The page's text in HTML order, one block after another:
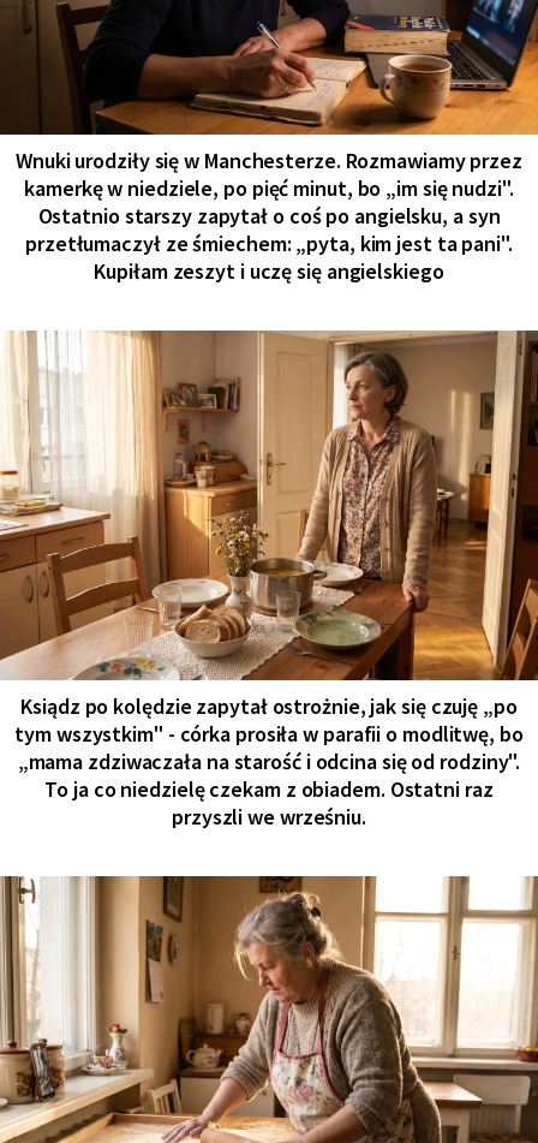
Wnuki urodziły się w Manchesterze. Rozmawiamy przez
kamerkę w niedziele, po pięć minut, bo „im się nudzi".
Ostatnio starszy zapytał o coś po angielsku, a syn
przetłumaczył ze śmiechem: „pyta, kim jest ta pani".
Kupiłam zeszyt i uczę się angielskiego
Ksiądz po kolędzie zapytał ostrożnie, jak się czuję „po
tym wszystkim" - córka prosiła w parafii o modlitwę, bo
„mama zdziwaczała na starość i odcina się od rodziny".
To ja co niedzielę czekam z obiadem. Ostatni raz
przyszli we wrześniu.